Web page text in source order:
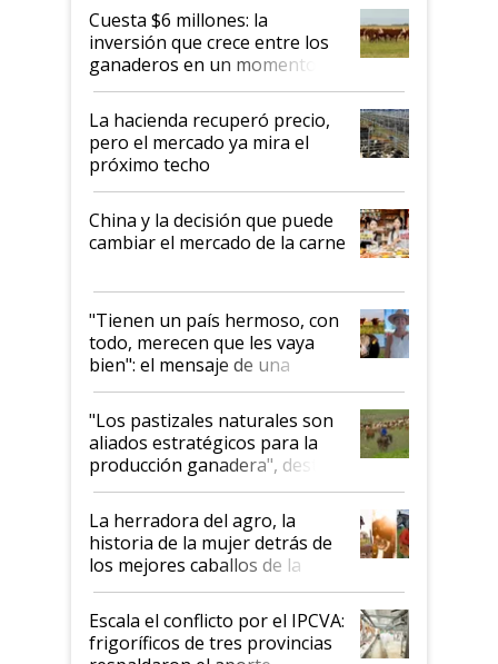
Cuesta $6 millones: la
inversión que crece entre los
ganaderos en un momento
histórico para la actividad
La hacienda recuperó precio,
pero el mercado ya mira el
próximo techo
China y la decisión que puede
cambiar el mercado de la carne
"Tienen un país hermoso, con
todo, merecen que les vaya
bien": el mensaje de una
ganadera uruguaya sobre las
oportunidades que se abren
para el agro en Argentina, con
foco en la carne
"Los pastizales naturales son
aliados estratégicos para la
producción ganadera", destaca
la iniciativa que ya reúne a 46
establecimientos en Argentina
La herradora del agro, la
historia de la mujer detrás de
los mejores caballos de la
Argentina y los mitos que
todavía hacen sufrir a estos
animales: "Mientras me
descalificaban, yo seguí
Escala el conflicto por el IPCVA:
frigoríficos de tres provincias